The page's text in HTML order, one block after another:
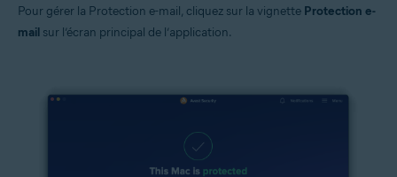
Pour gérer la Protection e-mail, cliquez sur la vignette Protection e-
mail sur l’écran principal de l’application.